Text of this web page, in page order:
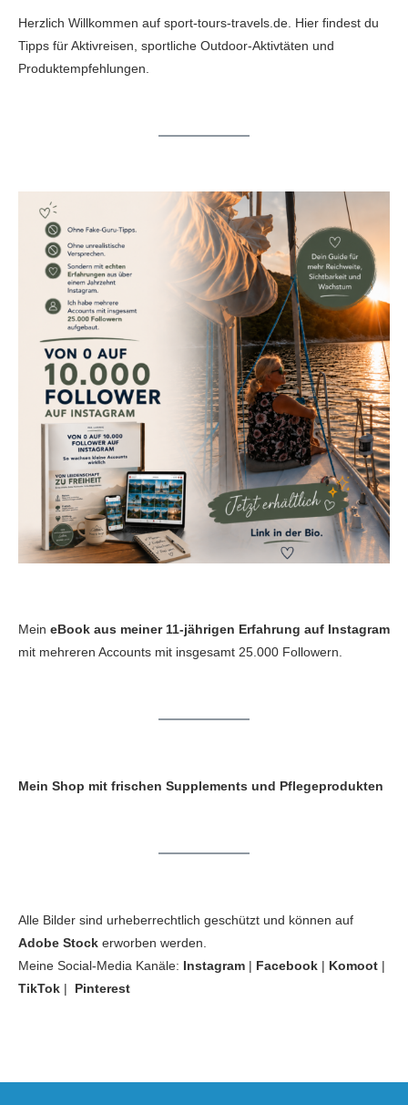
Herzlich Willkommen auf sport-tours-travels.de. Hier findest du
Tipps für Aktivreisen, sportliche Outdoor-Aktivtäten und
Produktempfehlungen.
Mein eBook aus meiner 11-jährigen Erfahrung auf Instagram
mit mehreren Accounts mit insgesamt 25.000 Followern.
Mein Shop mit frischen Supplements und Pflegeprodukten
Alle Bilder sind urheberrechtlich geschützt und können auf
Adobe Stock erworben werden.
Meine Social-Media Kanäle: Instagram | Facebook | Komoot |
TikTok | Pinterest